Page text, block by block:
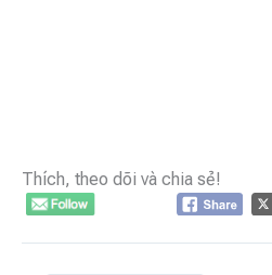
Thích, theo dõi và chia sẻ!